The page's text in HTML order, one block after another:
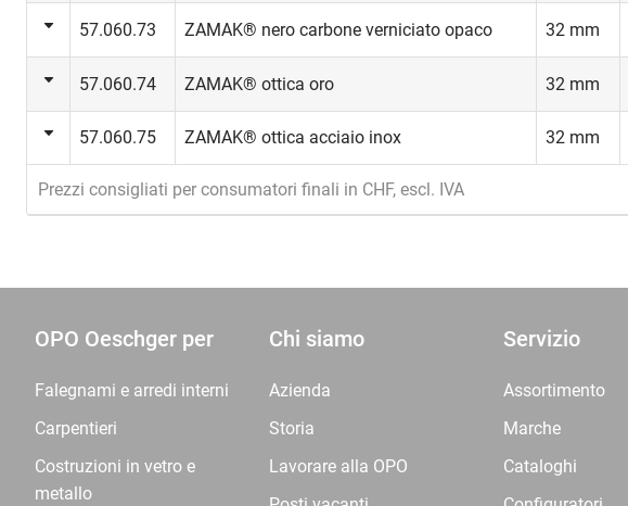
57.060.73 ZAMAK® nero carbone verniciato opaco 32 mm
57.060.74 ZAMAK® ottica oro 32 mm
57.060.75 ZAMAK® ottica acciaio inox 32 mm
Prezzi consigliati per consumatori finali in CHF, escl. IVA
OPO Oeschger per
Falegnami e arredi interni
Carpentieri
Costruzioni in vetro e
metallo
Chi siamo
Azienda
Storia
Lavorare alla OPO
Servizio
Assortimento
Marche
Cataloghi